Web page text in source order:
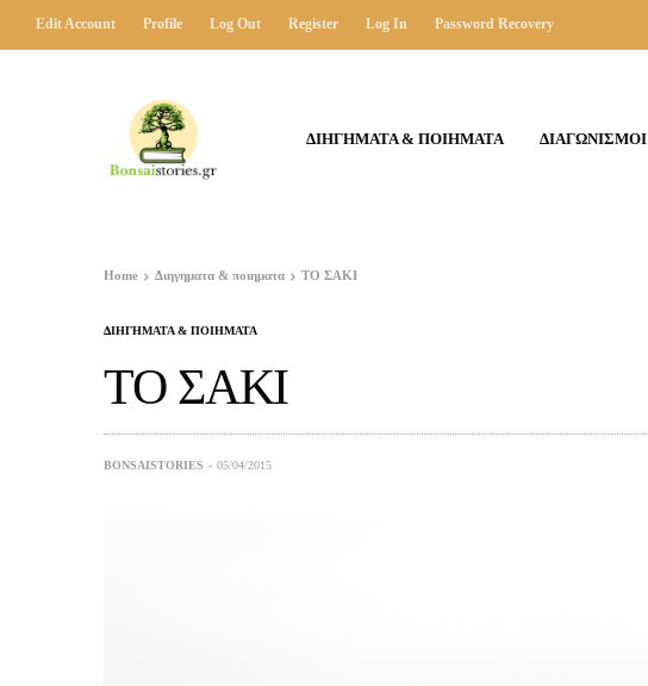
Edit Account Profile Log Out Register Log In Password Recovery
ΔΙΗΓΗΜΑΤΑ & ΠΟΙΗΜΑΤΑ ΔΙΑΓΩΝΙΣΜΟΙ
Home Διηγηματα & ποιηματα ΤΟ ΣΑΚΙ
ΔΙΗΓΗΜΑΤΑ & ΠΟΙΗΜΑΤΑ
ΤΟ ΣΑΚΙ
BONSAISTORIES 05/04/2015